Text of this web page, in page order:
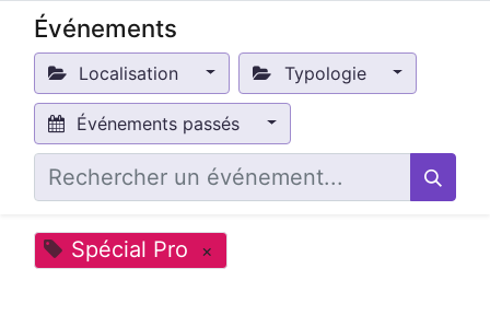
Événements
Localisation Typologie
Événements passés
Spécial Pro ×